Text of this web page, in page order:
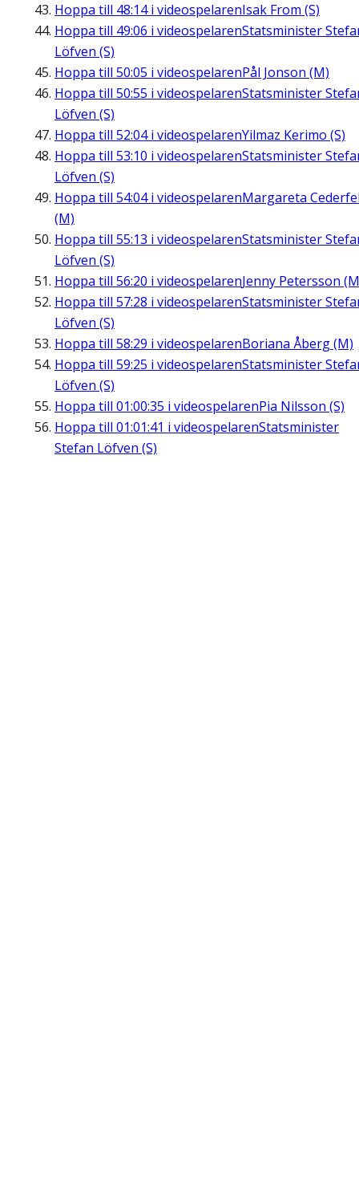
Hoppa till 48:14i videospelarenIsak From (S)
Hoppa till 49:06 i videospelarenStatsminister
Löfven (S)
Hoppa till 50:05 i videospelarenPål Jonson (M)
Hoppa till 50:55 i videospelarenStatsminister
Löfven (S)
Hoppa till 52:04i videospelarenYilmaz Kerimo (S)
Hoppa till 53:10 i videospelarenStatsminister
Löfven (S)
Hoppa till 54:04i videospelarenMargareta
(M)
Hoppa till 55:13 i videospelarenStatsminister
Löfven (S)
Hoppa till 56:20 i videospelarenJenny Petersson
Hoppa till 57:28 i videospelarenStatsminister
Löfven (S)
Hoppa till 58:29 i videospelarenBoriana Åberg (M)
Hoppa till 59:25 i videospelarenStatsminister
Löfven (S)
Hoppa till 01:00:35 i videospelarenPia Nilsson (S)
Hoppa till 01:01:41 i videospelarenStatsminister
Stefan Löfven (S)